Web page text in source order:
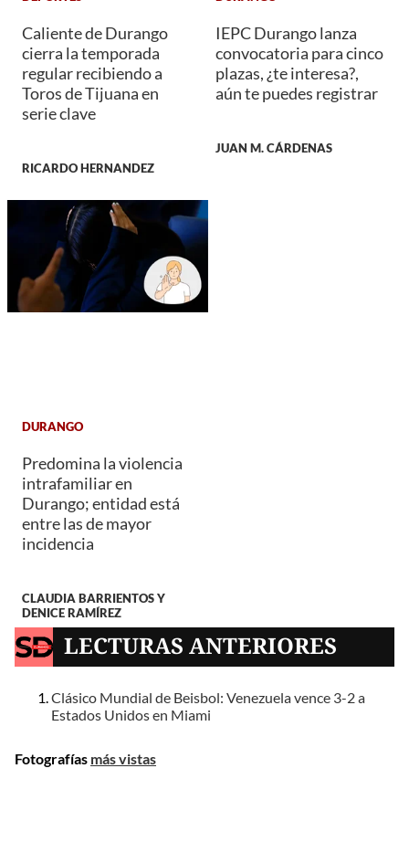
Caliente de Durango
cierra la temporada
regular recibiendo a
Toros de Tijuana en
serie clave
RICARDO HERNANDEZ
IEPC Durango lanza
convocatoria para cinco
plazas, ¿te interesa?,
aún te puedes registrar
JUAN M. CÁRDENAS
DURANGO
Predomina la violencia
intrafamiliar en
Durango; entidad está
entre las de mayor
incidencia
CLAUDIA BARRIENTOS Y
DENICE RAMÍREZ
LECTURAS ANTERIORES
Clásico Mundial de Beisbol: Venezuela vence 3-2 a
Estados Unidos en Miami
Fotografías más vistas